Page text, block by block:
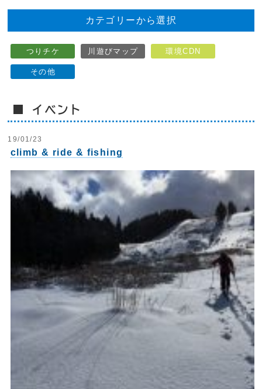
カテゴリーから選択
つりチケ 川遊びマップ 環境CDN
その他
■ イベント
19/01/23
climb & ride & fishing